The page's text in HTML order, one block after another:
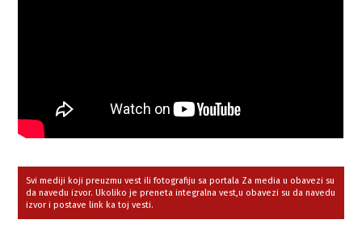
Svi mediji koji preuzmu vest ili fotografiju sa portala Za media u obavezi su
da navedu izvor. Ukoliko je preneta integralna vest,u obavezi su da navedu
izvor i postave link ka toj vesti.